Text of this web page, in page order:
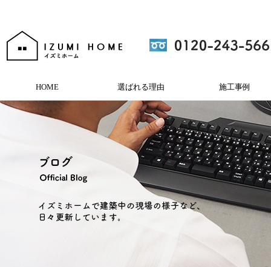
HOME 選ばれる理由 施工事例